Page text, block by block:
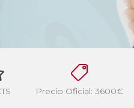
Precio Oficial: 3600€